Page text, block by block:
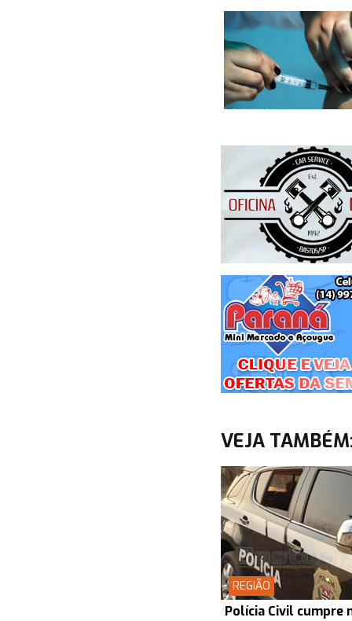
VEJA
REGIÃO
Polícia Civil cumpre